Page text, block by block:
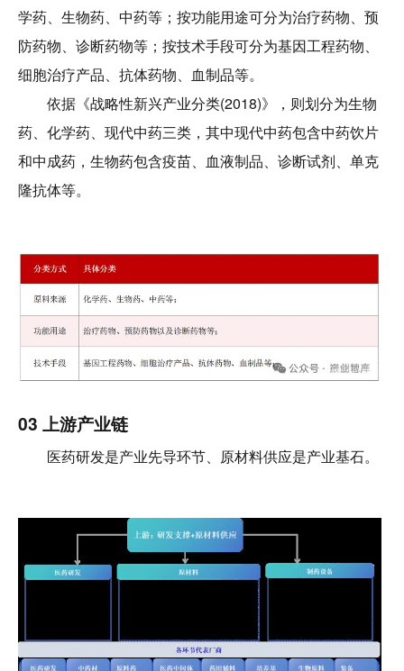
学药、生物药、中药等；按功能用途可分为治疗药物、预
防药物、诊断药物等；按技术手段可分为基因工程药物、
细胞治疗产品、抗体药物、血制品等。
依据《战略性新兴产业分类(2018)》，则划分为生物
药、化学药、现代中药三类，其中现代中药包含中药饮片
和中成药，生物药包含疫苗、血液制品、诊断试剂、单克
隆抗体等。
03 上游产业链
医药研发是产业先导环节、原材料供应是产业基石。